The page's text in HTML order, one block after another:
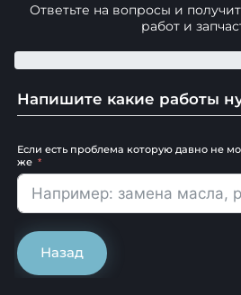
Ответьте на вопросы и
работ и
Напишите какие работы
Если есть проблема которую давно не
же
Назад